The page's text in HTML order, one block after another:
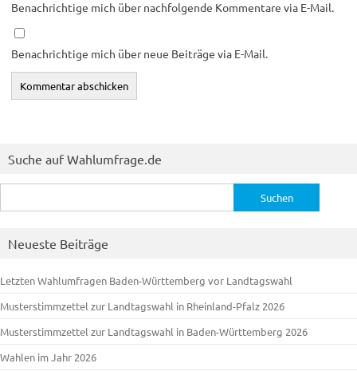
Benachrichtige mich über nachfolgende Kommentare via E-Mail.
Benachrichtige mich über neue Beiträge via E-Mail.
Suche auf Wahlumfrage.de
nach:
Neueste Beiträge
Letzten Wahlumfragen Baden-Württemberg vor Landtagswahl
Musterstimmzettel zur Landtagswahl in Rheinland-Pfalz 2026
Musterstimmzettel zur Landtagswahl in Baden-Württemberg 2026
Wahlen im Jahr 2026